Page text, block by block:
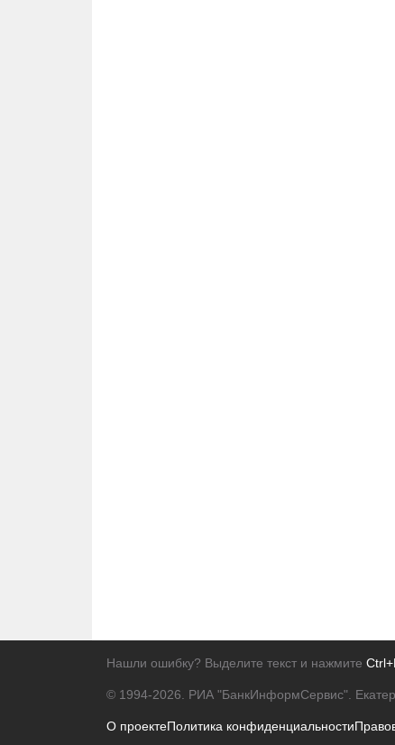
Нашли ошибку? Выделите текст и нажмите
© 1994-2026. РИА "БанкИнформСервис".
О проектеПолитика конфиденциальности